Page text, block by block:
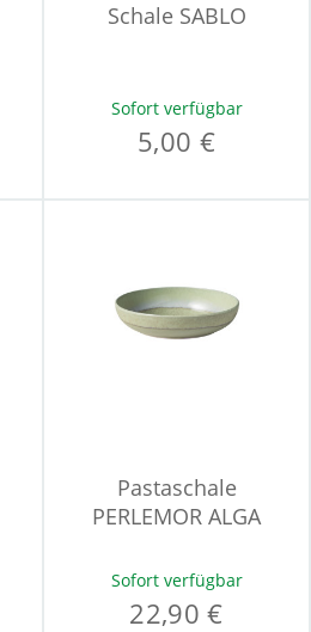
Schale SABLO
Sofort verfügbar
5,00 €
Pastaschale
PERLEMOR ALGA
Sofort verfügbar
22,90 €